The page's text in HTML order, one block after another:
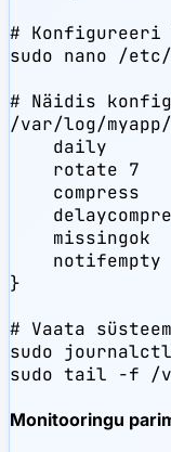
# Konfigureeri
sudo nano /
# Näidis
/var/log/
    daily
    rotate 7
    compress
    missingok
    notifempty
}
# Vaata
sudo
sudo tail -f /
Monitooringu